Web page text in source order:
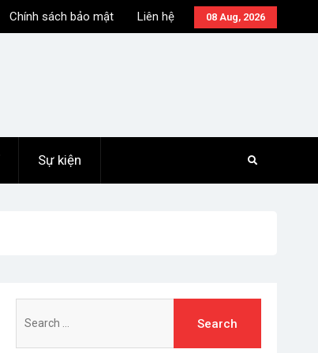
08 Aug, 2026
Chính sách bảo mật Liên hệ
Sự kiện
for: